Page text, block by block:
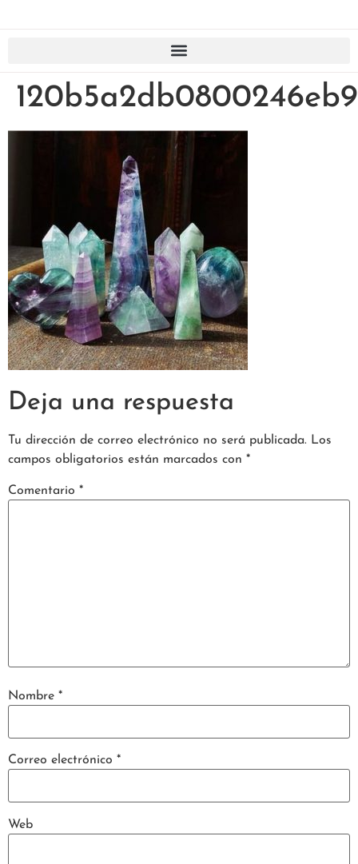
Deja una respuesta
Tu dirección de correo electrónico no será publicada. Los
campos obligatorios están marcados con *
Comentario *
Nombre *
Correo electrónico *
Web